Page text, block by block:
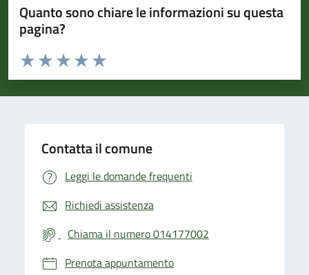
Quanto sono chiare le informazioni su questa
pagina?
Valuta da 1 a 5 stelle la pagina
Valuta 5 stelle su 5
Valuta 4 stelle su 5
Valuta 3 stelle su 5
Valuta 2 stelle su 5
Valuta 1 stelle su 5
Contatta il comune
Leggi le domande frequenti
Richiedi assistenza
Chiama il numero 014177002
Prenota appuntamento